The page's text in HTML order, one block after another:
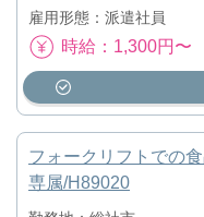
雇用形態：派遣社員
時給：1,300円〜
フォークリフトでの
専属/H89020